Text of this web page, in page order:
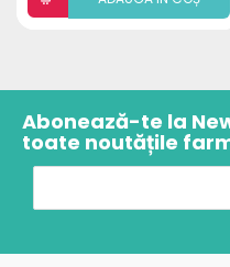
Abonează-te la
toate noutățile